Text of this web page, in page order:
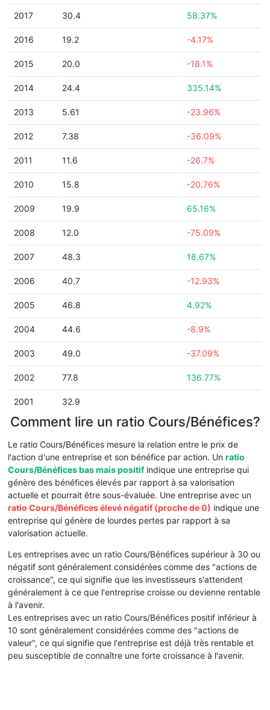
2017 30.4 58.37%
2016 19.2 -4.17%
2015 20.0 -18.1%
2014 24.4 335.14%
2013 5.61 -23.96%
2012 7.38 -36.09%
2011 11.6 -26.7%
2010 15.8 -20.76%
2009 19.9 65.16%
2008 12.0 -75.09%
2007 48.3 18.67%
2006 40.7 -12.93%
2005 46.8 4.92%
2004 44.6 -8.9%
2003 49.0 -37.09%
2002 77.8 136.77%
2001 32.9
Comment lire un ratio Cours/Bénéfices?
Le ratio Cours/Bénéfices mesure la relation entre le prix de
l'action d'une entreprise et son bénéfice par action. Un ratio
Cours/Bénéfices bas mais positifindique une entreprise qui
génère des bénéfices élevés par rapport à sa valorisation
actuelle et pourrait être sous-évaluée. Une entreprise avec un
ratio Cours/Bénéfices élevé négatif (proche de 0) indique une
entreprise qui génère de lourdes pertes par rapport à sa
valorisation actuelle.
Les entreprises avec un ratio Cours/Bénéfices supérieur à 30 ou
négatif sont généralement considérées comme des "actions de
croissance", ce qui signifie que les investisseurs s'attendent
généralement à ce que l'entreprise croisse ou devienne rentable
à l'avenir.
Les entreprises avec un ratio Cours/Bénéfices positif inférieur à
10 sont généralement considérées comme des "actions de
valeur", ce qui signifie que l'entreprise est déjà très rentable et
peu susceptible de connaître une forte croissance à l'avenir.